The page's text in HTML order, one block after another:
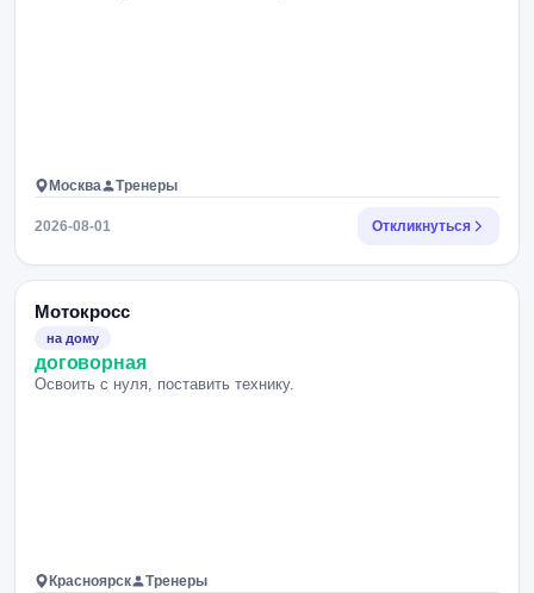
Москва Тренеры
2026-08-01 Откликнуться
Мотокросс
на дому
договорная
Освоить с нуля, поставить технику.
Красноярск Тренеры